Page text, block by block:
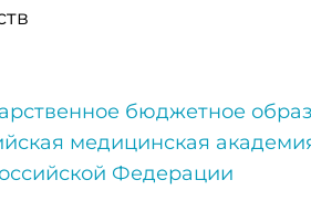
бюджетное
медицинская
Федерации